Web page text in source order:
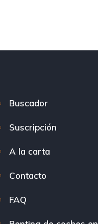
Buscador
Suscripción
A la carta
Contacto
FAQ